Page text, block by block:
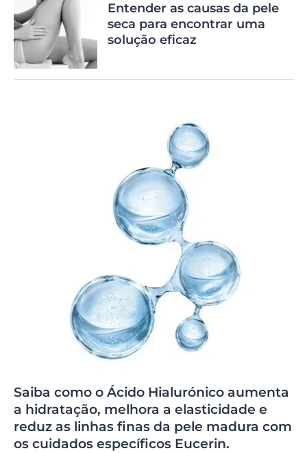
Entender as causas da pele
seca para encontrar uma
solução eficaz
Saiba como o Ácido Hialurónico aumenta
a hidratação, melhora a elasticidade e
reduz as linhas finas da pele madura com
os cuidados específicos Eucerin.